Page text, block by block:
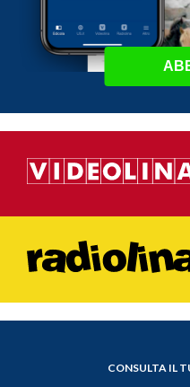
CONSULTA IL